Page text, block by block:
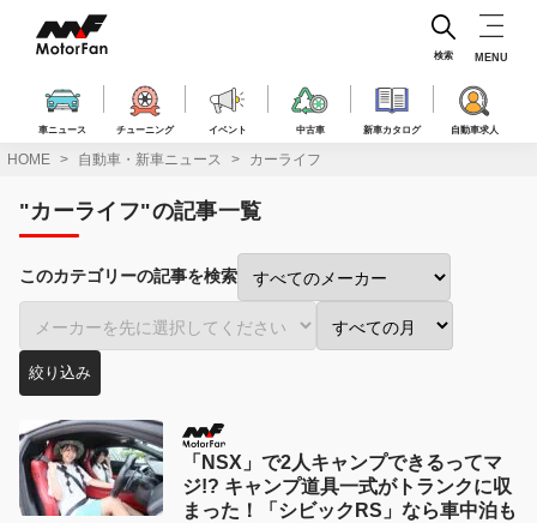
ス
車ニュース チューニング イベント 中古車 新車カタログ 自動車求人
検索 MENU
HOME 自動車・新車ニュース カーライフ
"カーライフ"の記事一覧
このカテゴリーの記事を検索
ー
カ
で
絞
り
込
種
で
り
込
み:
稿
月
絞
り
込
み:
絞り込み
「NSX」で2人キャンプできるってマ
ジ!? キャンプ道具一式がトランクに収
まった！「シビックRS」なら車中泊も